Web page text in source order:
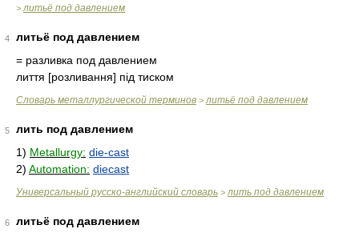
> литьё под давлением
4
литьё под давлением
= разливка под давлением
лиття [розливання] під тиском
Словарь металлургической терминов > литьё под давлением
5
лить под давлением
1) Metallurgy: die-cast
2) Automation: diecast
Универсальный русско-английский словарь > лить под давлением
6
литьё под давлением